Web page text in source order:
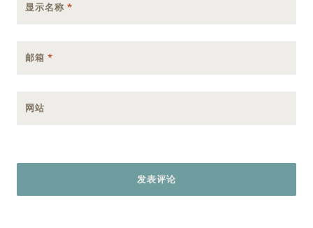
显示名称 *
邮箱 *
网站